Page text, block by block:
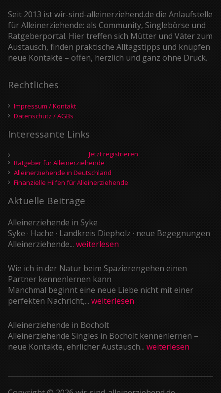
Seit 2013 ist wir-sind-alleinerziehend.de die Anlaufstelle
für Alleinerziehende: als Community, Singlebörse und
Ratgeberportal. Hier treffen sich Mütter und Väter zum
Austausch, finden praktische Alltagstipps und knüpfen
neue Kontakte – offen, herzlich und ganz ohne Druck.
Rechtliches
Impressum / Kontakt
Datenschutz / AGBs
Interessante Links
Jetzt registrieren
Ratgeber für Alleinerziehende
Alleinerziehende in Deutschland
Finanzielle Hilfen für Alleinerziehende
Aktuelle Beiträge
Alleinerziehende in Syke
Syke · Hache · Landkreis Diepholz · neue Begegnungen
Alleinerziehende... weiterlesen
Wie ich in der Natur beim Spazierengehen einen
Partner kennenlernen kann
Manchmal beginnt eine neue Liebe nicht mit einer
perfekten Nachricht,... weiterlesen
Alleinerziehende in Bocholt
Alleinerziehende Singles in Bocholt kennenlernen –
neue Kontakte, ehrlicher Austausch... weiterlesen